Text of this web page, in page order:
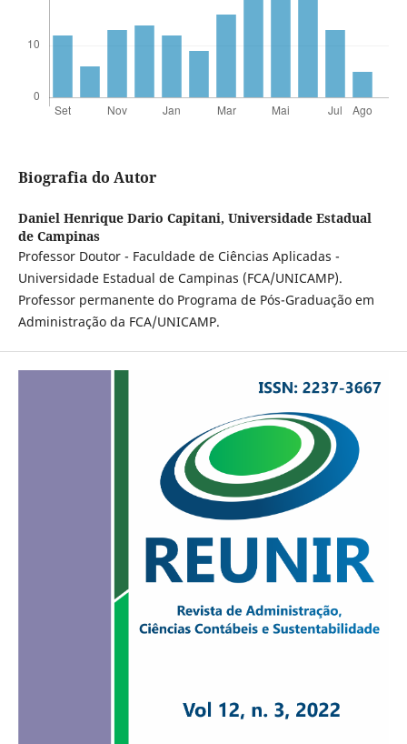
Biografia do Autor
Daniel Henrique Dario Capitani, Universidade Estadual
de Campinas
Professor Doutor - Faculdade de Ciências Aplicadas -
Universidade Estadual de Campinas (FCA/UNICAMP).
Professor permanente do Programa de Pós-Graduação em
Administração da FCA/UNICAMP.